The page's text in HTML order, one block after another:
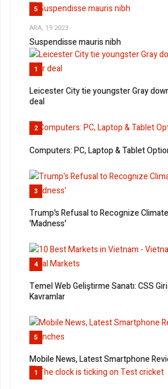
5
ARA, 19 2023
Suspendisse mauris nibh
1
Leicester City tie youngster Gray
deal
2
Computers: PC, Laptop & Tablet
3
Trump's Refusal to Recognize
'Madness'
4
Temel Web Geliştirme Sanatı: CSS
Kavramlar
5
Mobile News, Latest Smartphone
1